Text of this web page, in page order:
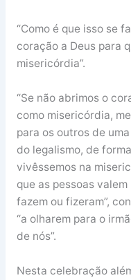
“Como é que isso se
coração a Deus para
misericórdia”.
“Se não abrimos o
como misericórdia,
para os outros de
do legalismo, de
vivêssemos na
que as pessoas
fazem ou fizeram”,
“a olharem para o
de nós”.
Nesta celebração